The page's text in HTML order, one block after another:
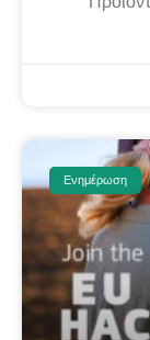
Ενημέρωση